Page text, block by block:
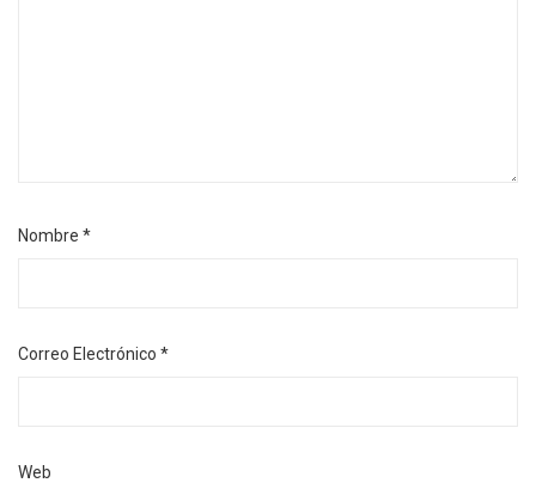
Nombre *
Correo Electrónico *
Web